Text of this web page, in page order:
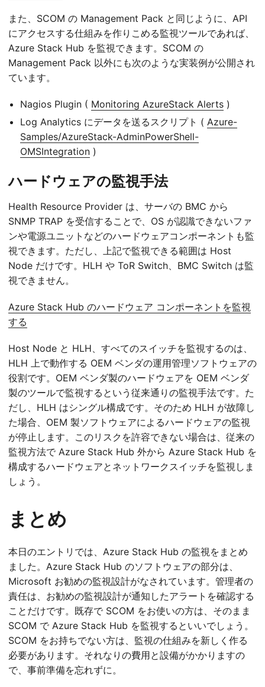
また、SCOM の Management Pack と同じように、API
にアクセスする仕組みを作りこめる監視ツールであれば、
Azure Stack Hub を監視できます。SCOM の
Management Pack 以外にも次のような実装例が公開され
ています。
Nagios Plugin ( Monitoring AzureStack Alerts )
Log Analytics にデータを送るスクリプト ( Azure-
Samples/AzureStack-AdminPowerShell-
OMSIntegration )
ハードウェアの監視手法
Health Resource Provider は、サーバの BMC から
SNMP TRAP を受信することで、OS が認識できないファ
ンや電源ユニットなどのハードウェアコンポーネントも監
視できます。ただし、上記で監視できる範囲は Host
Node だけです。HLH や ToR Switch、BMC Switch は監
視できません。
Azure Stack Hub のハードウェア コンポーネントを監視
する
Host Node と HLH、すべてのスイッチを監視するのは、
HLH 上で動作する OEM ベンダの運用管理ソフトウェアの
役割です。OEM ベンダ製のハードウェアを OEM ベンダ
製のツールで監視するという従来通りの監視手法です。た
だし、HLH はシングル構成です。そのため HLH が故障し
た場合、OEM 製ソフトウェアによるハードウェアの監視
が停止します。このリスクを許容できない場合は、従来の
監視方法で Azure Stack Hub 外から Azure Stack Hub を
構成するハードウェアとネットワークスイッチを監視しま
しょう。
まとめ
本日のエントリでは、Azure Stack Hub の監視をまとめ
ました。Azure Stack Hub のソフトウェアの部分は、
Microsoft お勧めの監視設計がなされています。管理者の
責任は、お勧めの監視設計が通知したアラートを確認する
ことだけです。既存で SCOM をお使いの方は、そのまま
SCOM で Azure Stack Hub を監視するといいでしょう。
SCOM をお持ちでない方は、監視の仕組みを新しく作る
必要があります。それなりの費用と設備がかかりますの
で、事前準備を忘れずに。